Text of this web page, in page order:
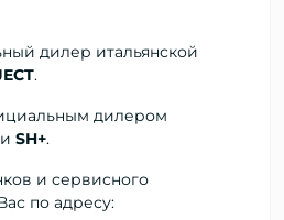
дилер итальянской
.
дилером
SH+.
и сервисного
по адресу: